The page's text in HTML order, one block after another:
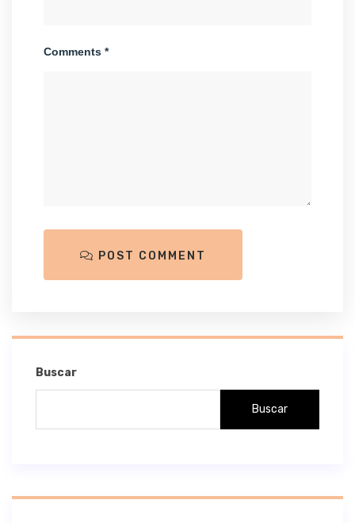
Comments *
POST COMMENT
Buscar
Buscar